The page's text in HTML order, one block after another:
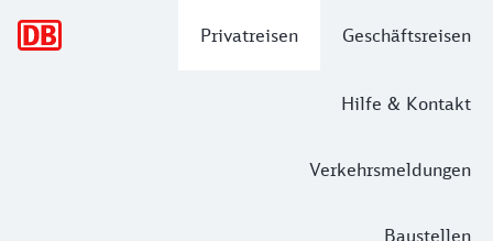
Privatreisen Geschäftsreisen
Hilfe & Kontakt
Verkehrsmeldungen
Baustellen